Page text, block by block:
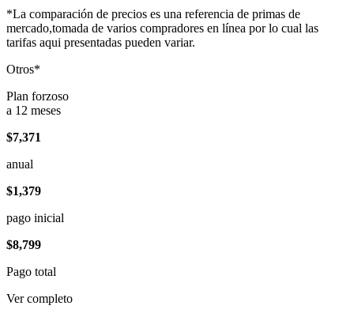
*La comparación de precios es una referencia de primas de
mercado,tomada de varios compradores en línea por lo cual las
tarifas aqui presentadas pueden variar.
Otros*
Plan forzoso
a 12 meses
$7,371
anual
$1,379
pago inicial
$8,799
Pago total
Ver completo